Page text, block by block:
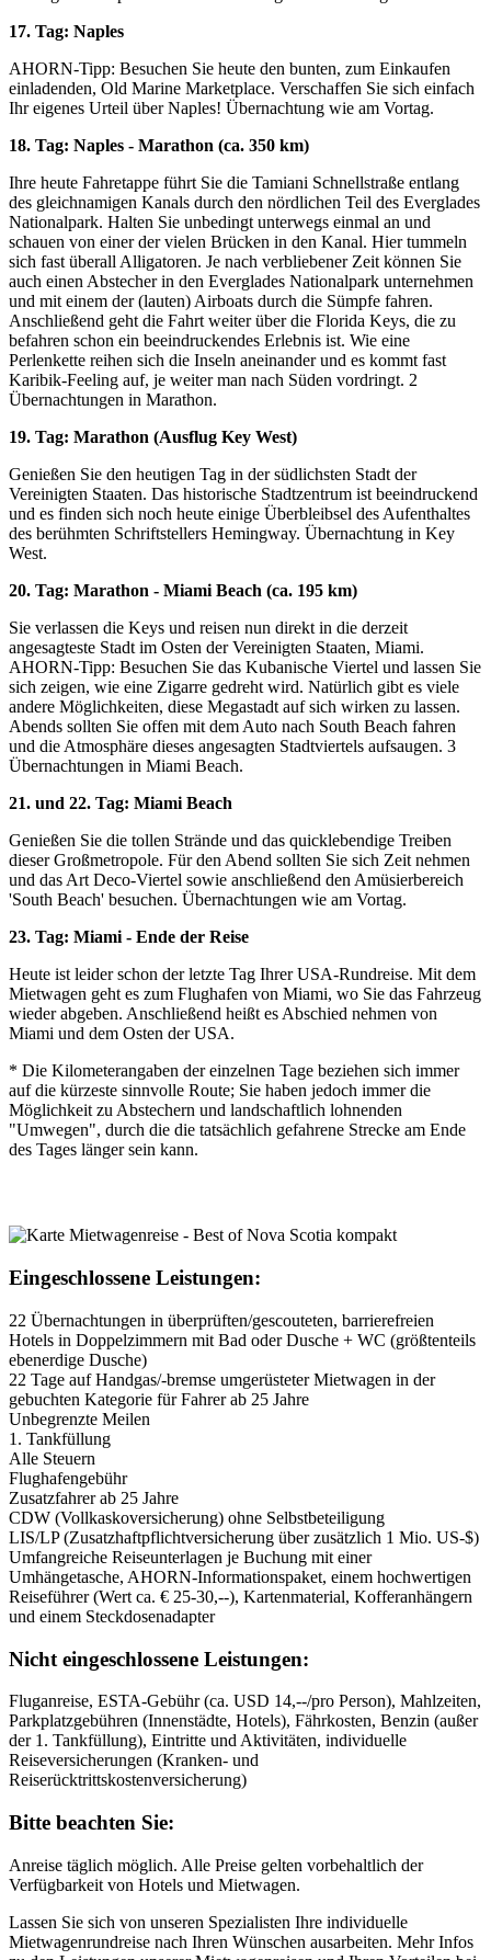
17. Tag: Naples
AHORN-Tipp: Besuchen Sie heute den bunten, zum Einkaufen
einladenden, Old Marine Marketplace. Verschaffen Sie sich einfach
Ihr eigenes Urteil über Naples! Übernachtung wie am Vortag.
18. Tag: Naples - Marathon (ca. 350 km)
Ihre heute Fahretappe führt Sie die Tamiani Schnellstraße entlang
des gleichnamigen Kanals durch den nördlichen Teil des Everglades
Nationalpark. Halten Sie unbedingt unterwegs einmal an und
schauen von einer der vielen Brücken in den Kanal. Hier tummeln
sich fast überall Alligatoren. Je nach verbliebener Zeit können Sie
auch einen Abstecher in den Everglades Nationalpark unternehmen
und mit einem der (lauten) Airboats durch die Sümpfe fahren.
Anschließend geht die Fahrt weiter über die Florida Keys, die zu
befahren schon ein beeindruckendes Erlebnis ist. Wie eine
Perlenkette reihen sich die Inseln aneinander und es kommt fast
Karibik-Feeling auf, je weiter man nach Süden vordringt. 2
Übernachtungen in Marathon.
19. Tag: Marathon (Ausflug Key West)
Genießen Sie den heutigen Tag in der südlichsten Stadt der
Vereinigten Staaten. Das historische Stadtzentrum ist beeindruckend
und es finden sich noch heute einige Überbleibsel des Aufenthaltes
des berühmten Schriftstellers Hemingway. Übernachtung in Key
West.
20. Tag: Marathon - Miami Beach (ca. 195 km)
Sie verlassen die Keys und reisen nun direkt in die derzeit
angesagteste Stadt im Osten der Vereinigten Staaten, Miami.
AHORN-Tipp: Besuchen Sie das Kubanische Viertel und lassen Sie
sich zeigen, wie eine Zigarre gedreht wird. Natürlich gibt es viele
andere Möglichkeiten, diese Megastadt auf sich wirken zu lassen.
Abends sollten Sie offen mit dem Auto nach South Beach fahren
und die Atmosphäre dieses angesagten Stadtviertels aufsaugen. 3
Übernachtungen in Miami Beach.
21. und 22. Tag: Miami Beach
Genießen Sie die tollen Strände und das quicklebendige Treiben
dieser Großmetropole. Für den Abend sollten Sie sich Zeit nehmen
und das Art Deco-Viertel sowie anschließend den Amüsierbereich
'South Beach' besuchen. Übernachtungen wie am Vortag.
23. Tag: Miami - Ende der Reise
Heute ist leider schon der letzte Tag Ihrer USA-Rundreise. Mit dem
Mietwagen geht es zum Flughafen von Miami, wo Sie das Fahrzeug
wieder abgeben. Anschließend heißt es Abschied nehmen von
Miami und dem Osten der USA.
* Die Kilometerangaben der einzelnen Tage beziehen sich immer
auf die kürzeste sinnvolle Route; Sie haben jedoch immer die
Möglichkeit zu Abstechern und landschaftlich lohnenden
"Umwegen", durch die die tatsächlich gefahrene Strecke am Ende
des Tages länger sein kann.
Eingeschlossene Leistungen:
22 Übernachtungen in überprüften/gescouteten, barrierefreien
Hotels in Doppelzimmern mit Bad oder Dusche + WC (größtenteils
ebenerdige Dusche)
22 Tage auf Handgas/-bremse umgerüsteter Mietwagen in der
gebuchten Kategorie für Fahrer ab 25 Jahre
Unbegrenzte Meilen
1. Tankfüllung
Alle Steuern
Flughafengebühr
Zusatzfahrer ab 25 Jahre
CDW (Vollkaskoversicherung) ohne Selbstbeteiligung
LIS/LP (Zusatzhaftpflichtversicherung über zusätzlich 1 Mio. US-$)
Umfangreiche Reiseunterlagen je Buchung mit einer
Umhängetasche, AHORN-Informationspaket, einem hochwertigen
Reiseführer (Wert ca. € 25-30,--), Kartenmaterial, Kofferanhängern
und einem Steckdosenadapter
Nicht eingeschlossene Leistungen:
Fluganreise, ESTA-Gebühr (ca. USD 14,--/pro Person), Mahlzeiten,
Parkplatzgebühren (Innenstädte, Hotels), Fährkosten, Benzin (außer
der 1. Tankfüllung), Eintritte und Aktivitäten, individuelle
Reiseversicherungen (Kranken- und
Reiserücktrittskostenversicherung)
Bitte beachten Sie:
Anreise täglich möglich. Alle Preise gelten vorbehaltlich der
Verfügbarkeit von Hotels und Mietwagen.
Lassen Sie sich von unseren Spezialisten Ihre individuelle
Mietwagenrundreise nach Ihren Wünschen ausarbeiten. Mehr Infos